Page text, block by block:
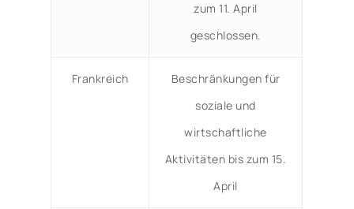
zum 11. April
geschlossen.
Frankreich
Beschränkungen für
soziale und
wirtschaftliche
Aktivitäten bis zum 15.
April